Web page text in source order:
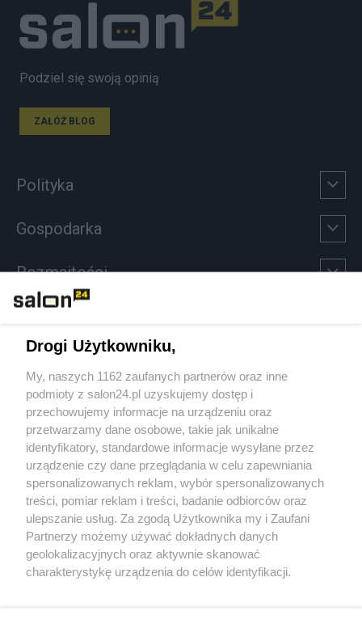
Podziel się swoją opinią
ZAŁÓŻ BLOG
Polityka
Gospodarka
Rozmaitości
Sport
Społeczeństwo
Kultura
X Facebook Instagram Youtube
Drogi Użytkowniku,
My, naszych 1162 zaufanych partnerów oraz inne
podmioty z salon24.pl uzyskujemy dostęp i
przechowujemy informacje na urządzeniu oraz
przetwarzamy dane osobowe, takie jak unikalne
identyfikatory, standardowe informacje wysyłane przez
urządzenie czy dane przeglądania w celu zapewniania
spersonalizowanych reklam, wybór spersonalizowanych
treści, pomiar reklam i treści, badanie odbiorców oraz
ulepszanie usług. Za zgodą Użytkownika my i Zaufani
Partnerzy możemy używać dokładnych danych
geolokalizacyjnych oraz aktywnie skanować
charakterystykę urządzenia do celów identyfikacji.